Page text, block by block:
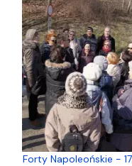
Forty Napoleońskie -